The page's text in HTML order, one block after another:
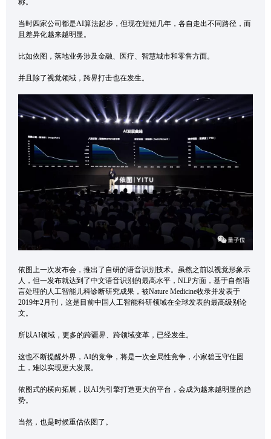
称。
当时四家公司都是AI算法起步，但现在短短几年，各自走出不同路径，而
且差异化越来越明显。
比如依图，落地业务涉及金融、医疗、智慧城市和零售方面。
并且除了视觉领域，跨界打击也在发生。
依图上一次发布会，推出了自研的语音识别技术。虽然之前以视觉形象示
人，但一发布就达到了中文语音识别的最高水平，NLP方面，基于自然语
言处理的人工智能儿科诊断研究成果，被Nature Medicine收录并发表于
2019年2月刊，这是目前中国人工智能科研领域在全球发表的最高级别论
文。
所以AI领域，更多的跨疆界、跨领域变革，已经发生。
这也不断提醒外界，AI的竞争，将是一次全局性竞争，小家碧玉守住固
土，难以实现更大发展。
依图式的横向拓展，以AI为引擎打造更大的平台，会成为越来越明显的趋
势。
当然，也是时候重估依图了。